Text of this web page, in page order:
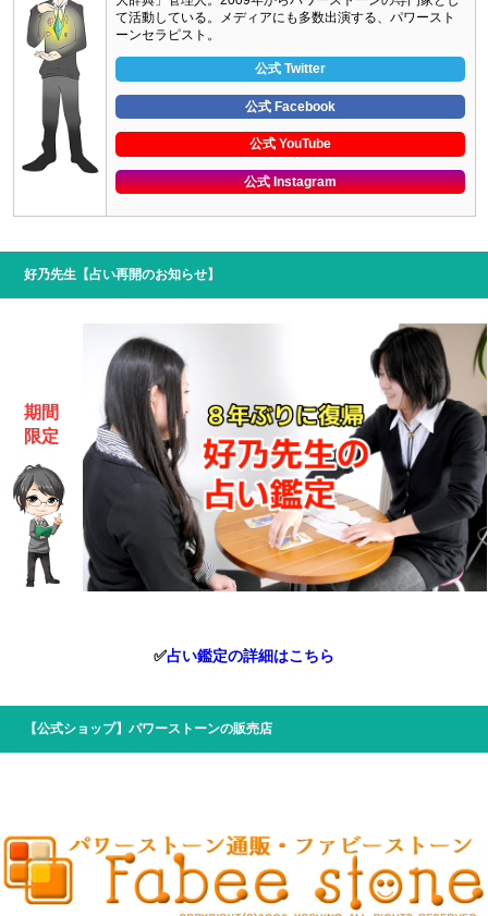
て活動している。メディアにも多数出演する、パワースト
ーンセラピスト。
公式 Twitter
公式 Facebook
公式 YouTube
公式 Instagram
好乃先生【占い再開のお知らせ】
期間
限定
✅占い鑑定の詳細はこちら
【公式ショップ】パワーストーンの販売店